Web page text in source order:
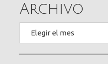
Archivo